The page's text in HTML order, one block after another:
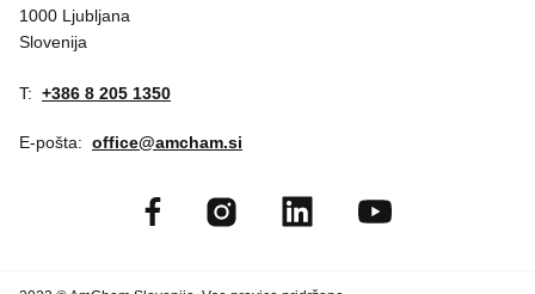
1000 Ljubljana
Slovenija
T: +386 8 205 1350
E-pošta: office@amcham.si